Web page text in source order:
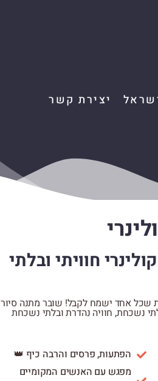
יצירת קשר
חוויתי ובלתי
אחד ישמח לקבל! שובר מתנה סיור
נשכחת, חוויה נהדרת ובלתי נשכחת
הפתעות, פרסים והרבה כיף 👑
מפגש עם האנשים המקומיים